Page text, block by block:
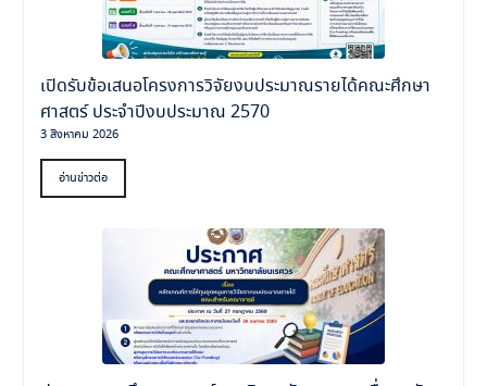
เปิดรับข้อเสนอโครงการวิจัยงบประมาณรายได้คณะศึกษา
ศาสตร์ ประจำปีงบประมาณ 2570
3 สิงหาคม 2026
อ่านข่าวต่อ